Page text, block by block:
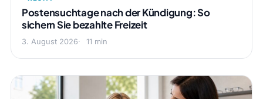
Postensuchtage nach der Kündigung: So
sichern Sie bezahlte Freizeit
3. August 2026 11 min